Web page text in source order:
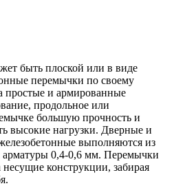
быть плоской или в виде
перемычки по своему
простые и армированные
продольное или
большую прочность и
высокие нагрузки. Дверные и
выполняются из
0,4-0,6 мм. Перемычки
конструкции, забирая